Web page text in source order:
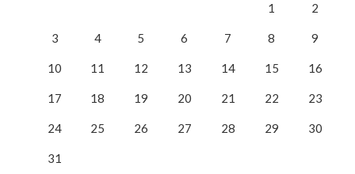
1
2
3 4 5 6 7 8 9
10 11 12 13 14 15 16
17 18 19 20 21 22 23
24 25 26 27 28 29 30
31